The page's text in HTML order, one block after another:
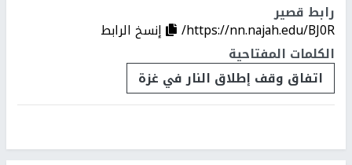
رابط قصير
https://nn.najah.edu/BJ0R/
إنسخ الرابط
الكلمات المفتاحية
اتفاق وقف إطلاق النار في غزة